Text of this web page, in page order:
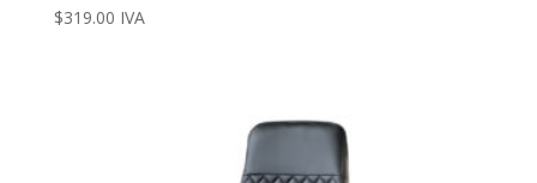
$319.00 IVA